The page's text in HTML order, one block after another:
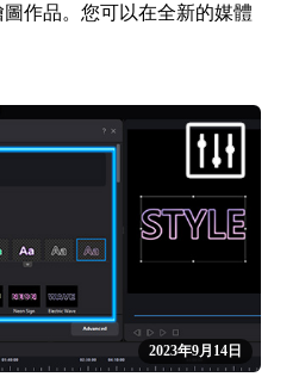
作品。您可以在全新的媒體
2023年9月14日